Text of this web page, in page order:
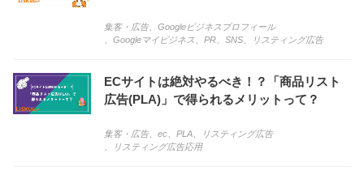
集客・広告、 Googleビジネスプロフィール
Googleマイビジネス PR SNS リスティング広告
ECサイトは絶対やるべき！？「商品リスト
広告(PLA)」で得られるメリットって？
集客・広告、 ec PLA
リスティング広告
リスティング広告応用